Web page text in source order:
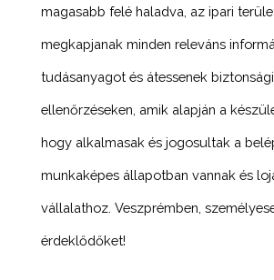
magasabb felé haladva, az ipari
megkapjanak minden releváns
tudásanyagot és átessenek
ellenőrzéseken, amik alapján a
hogy alkalmasak és jogosultak a
munkaképes állapotban vannak és
vállalathoz. Veszprémben,
érdeklődőket!